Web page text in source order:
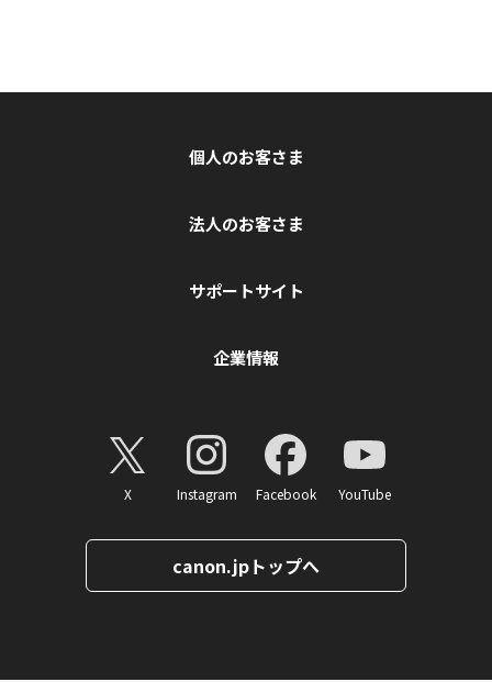
個人のお客さま
法人のお客さま
サポートサイト
企業情報
X Instagram Facebook YouTube
canon.jpトップへ